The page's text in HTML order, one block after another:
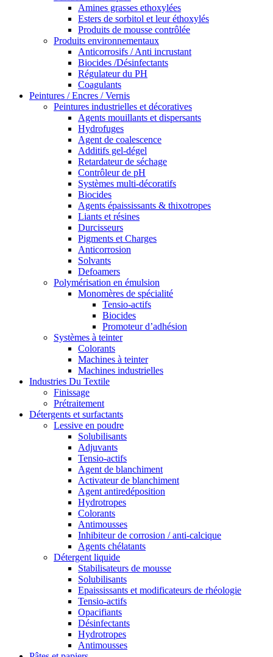
Amines grasses ethoxylées
Esters de sorbitol et leur éthoxylés
Produits de mousse contrôlée
Produits environnementaux
Anticorrosifs / Anti incrustant
Biocides /Désinfectants
Régulateur du PH
Coagulants
Peintures / Encres / Vernis
Peintures industrielles et décoratives
Agents mouillants et dispersants
Hydrofuges
Agent de coalescence
Additifs gel-dégel
Retardateur de séchage
Contrôleur de pH
Systèmes multi-décoratifs
Biocides
Agents épaississants & thixotropes
Liants et résines
Durcisseurs
Pigments et Charges
Anticorrosion
Solvants
Defoamers
Polymérisation en émulsion
Monomères de spécialité
Tensio-actifs
Biocides
Promoteur d’adhésion
Systèmes à teinter
Colorants
Machines à teinter
Machines industrielles
Industries Du Textile
Finissage
Prétraitement
Détergents et surfactants
Lessive en poudre
Solubilisants
Adjuvants
Tensio-actifs
Agent de blanchiment
Activateur de blanchiment
Agent antiredéposition
Hydrotropes
Colorants
Antimousses
Inhibiteur de corrosion / anti-calcique
Agents chélatants
Détergent liquide
Stabilisateurs de mousse
Solubilisants
Epaississants et modificateurs de rhéologie
Tensio-actifs
Opacifiants
Désinfectants
Hydrotropes
Antimousses